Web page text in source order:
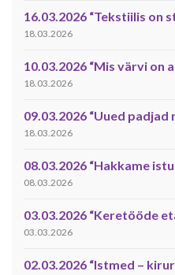
16.03.2026 “Tekstiilis on
18.03.2026
10.03.2026 “Mis värvi on
18.03.2026
09.03.2026 “Uued padjad
18.03.2026
08.03.2026 “Hakkame
08.03.2026
03.03.2026 “Keretööde
03.03.2026
02.03.2026 “Istmed –